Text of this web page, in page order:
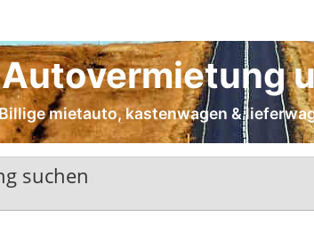
mietauto, kastenwagen &
suchen